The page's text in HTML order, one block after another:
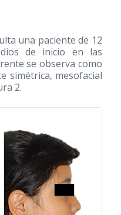
una paciente de 12
de inicio en las
se observa como
simétrica, mesofacial
2.